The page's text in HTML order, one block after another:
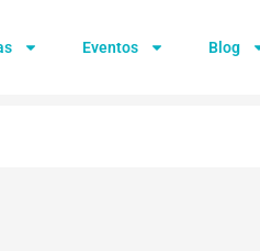
Eventos Blog